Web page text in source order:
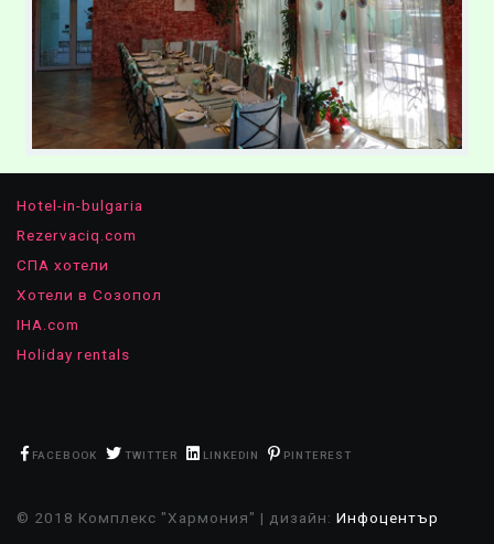
Hotel-in-bulgaria
Rezervaciq.com
СПА хотели
Хотели в Созопол
IHA.com
Holiday rentals
FACEBOOK TWITTER LINKEDIN PINTEREST
© 2018 Комплекс "Хармония" | дизайн: Инфоцентър